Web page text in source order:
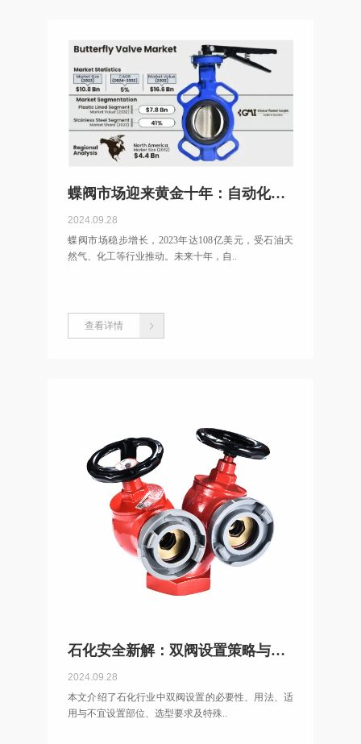
蝶阀市场迎来黄金十年：自动化与新材料引领增长
2024.09.28
蝶阀市场稳步增长，2023年达108亿美元，受石油天
然气、化工等行业推动。未来十年，自..
查看详情
石化安全新解：双阀设置策略与选型要点
2024.09.28
本文介绍了石化行业中双阀设置的必要性、用法、适
用与不宜设置部位、选型要求及特殊..